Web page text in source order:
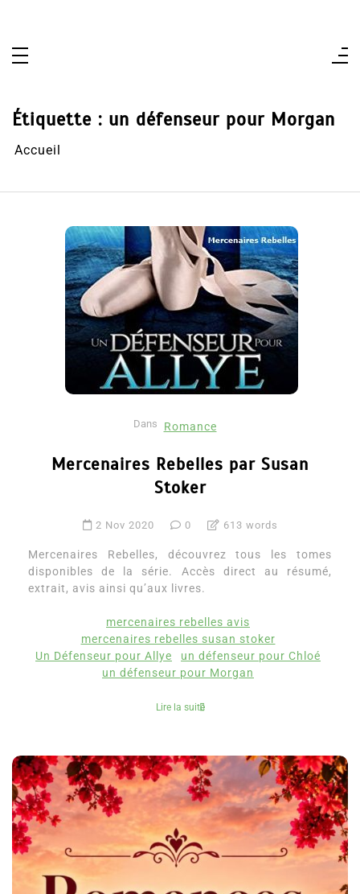
Étiquette : un défenseur pour Morgan
Accueil
Dans Romance
Mercenaires Rebelles par Susan
Stoker
2 Nov 2020 0 613 words
Mercenaires Rebelles, découvrez tous les tomes
disponibles de la série. Accès direct au résumé,
extrait, avis ainsi qu’aux livres.
mercenaires rebelles avis
mercenaires rebelles susan stoker
Un Défenseur pour Allye
un défenseur pour Chloé
un défenseur pour Morgan
Lire la suite